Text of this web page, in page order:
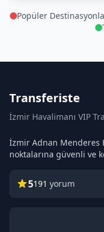
Popüler
Transferiste
İzmir Havalimanı VIP
İzmir Adnan Menderes
noktalarına güvenli ve
5191 yorum